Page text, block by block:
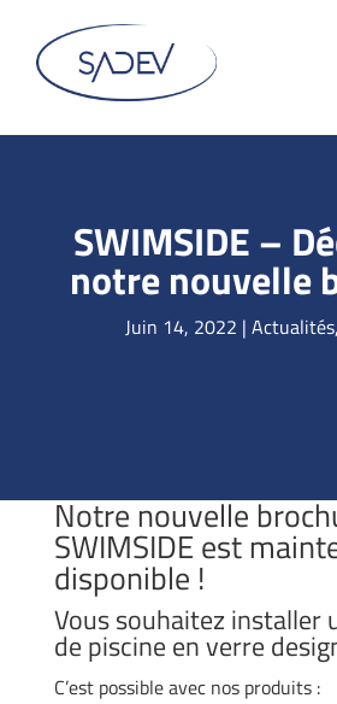
SWIMSIDE –
notre nouvelle
Juin 14, 2022 |Actualités,
Notre nouvelle
SWIMSIDE est
disponible !
Vous souhaitez installer
de piscine en verre
C’est possible avec nos produits :